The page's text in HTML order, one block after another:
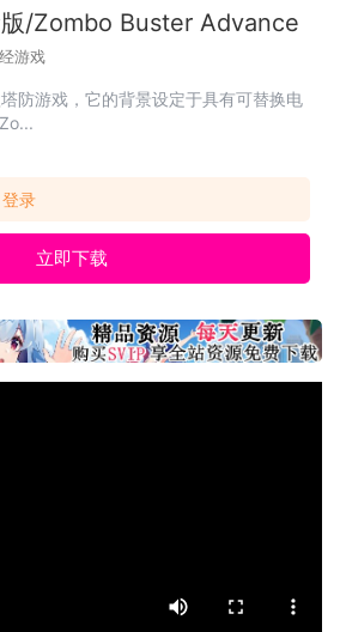
/Zombo Buster Advance
游戏
防游戏，它的背景设定于具有可替换电
登录
立即下载